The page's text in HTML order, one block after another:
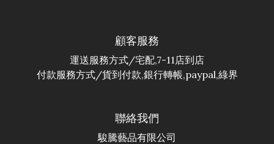
顧客服務
運送服務方式/宅配,7-11店到店
付款服務方式/貨到付款,銀行轉帳,paypal,綠界
聯絡我們
駿騰藝品有限公司